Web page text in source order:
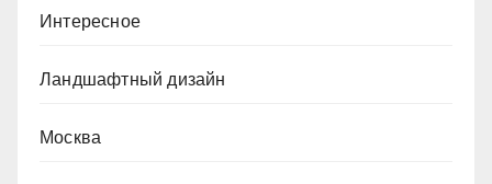
Интересное
Ландшафтный дизайн
Москва